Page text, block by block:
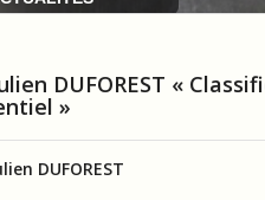
DUFOREST «
»
DUFOREST